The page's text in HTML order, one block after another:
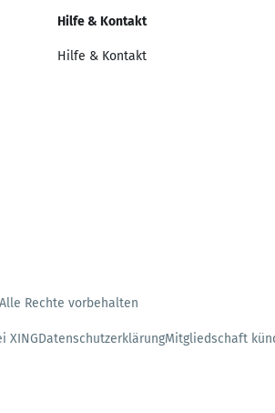
Hilfe & Kontakt
Hilfe & Kontakt
Rechte vorbehalten
XINGDatenschutzerklärungMitgliedschaft